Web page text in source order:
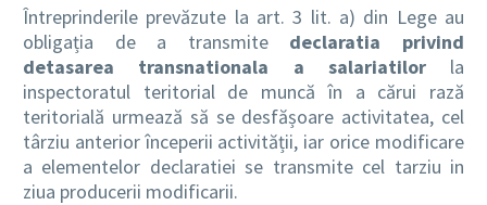
Întreprinderile prevăzute la art. 3 lit. a) din Lege au
obligația de a transmite declaratia privind
detasarea transnationala a salariatilorla
inspectoratul teritorial de muncă în a cărui rază
teritorială urmează să se desfășoare activitatea, cel
târziu anterior începerii activității, iar orice modificare
a elementelor declaratiei se transmite cel tarziu in
ziua producerii modificarii.